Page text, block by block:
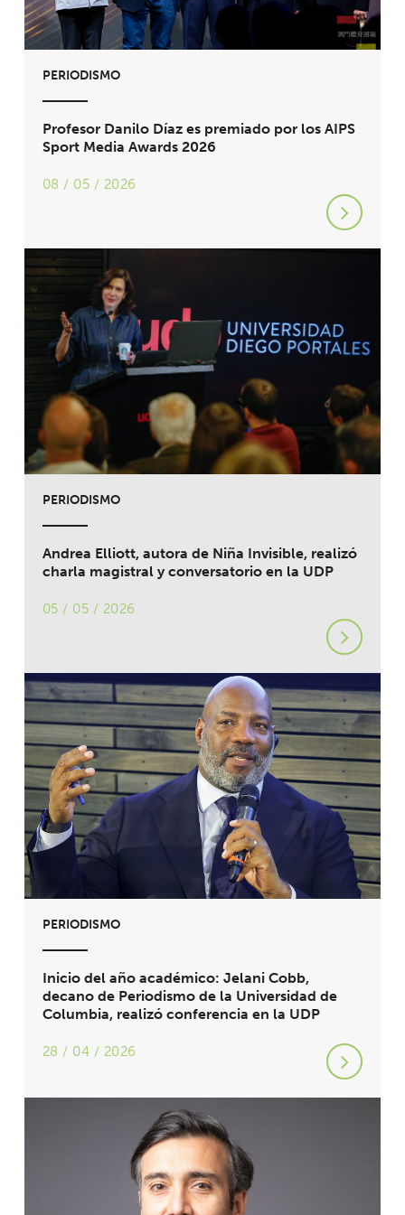
PERIODISMO
Profesor Danilo Díaz es premiado por los AIPS
Sport Media Awards 2026
08 / 05 / 2026
PERIODISMO
Andrea Elliott, autora de Niña Invisible, realizó
charla magistral y conversatorio en la UDP
05 / 05 / 2026
PERIODISMO
Inicio del año académico: Jelani Cobb,
decano de Periodismo de la Universidad de
Columbia, realizó conferencia en la UDP
28 / 04 / 2026